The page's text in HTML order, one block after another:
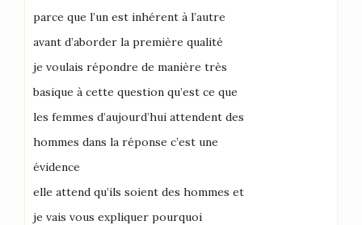
parce que l’un est inhérent à l’autre
avant d’aborder la première qualité
je voulais répondre de manière très
basique à cette question qu’est ce que
les femmes d’aujourd’hui attendent des
hommes dans la réponse c’est une
évidence
elle attend qu’ils soient des hommes et
je vais vous expliquer pourquoi